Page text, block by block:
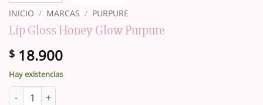
INICIO / MARCAS / PURPURE
Lip Gloss Honey Glow Purpure
$ 18.900
Hay existencias
Lip Gloss Honey Glow Purpure cantidad